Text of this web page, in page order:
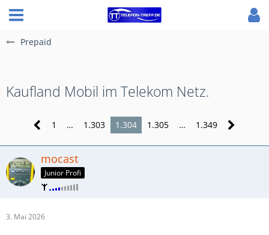
Prepaid
Kaufland Mobil im Telekom Netz.
1 … 1.303 1.304 1.305 … 1.349
mocast
Junior Profi
3. Mai 2026